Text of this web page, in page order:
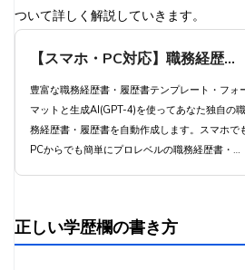
ついて詳しく解説していきます。
【スマホ・PC対応】職務経歴
書・履歴書を生成AIが自動作成 -
職種別職務経歴書テンプレートと
豊富な自己PR例文と職務要約例
文で簡単作成 | 職務経歴書・履歴
豊富な職務経歴書・履歴書テンプレート・フォ
マットと生成AI(GPT-4)を使ってあなた独自の職
務経歴書・履歴書を自動作成します。スマホで
PCからでも簡単にプロレベルの職務経歴書・履
正しい学歴欄の書き方